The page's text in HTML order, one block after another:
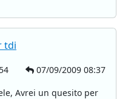
tdi
07/09/2009 08:37
Avrei un quesito per